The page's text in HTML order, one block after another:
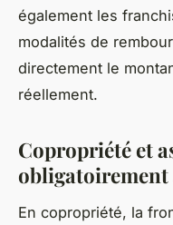
également les
modalités de
directement le
réellement.
Copropriété et
obligatoirement
En copropriété, la